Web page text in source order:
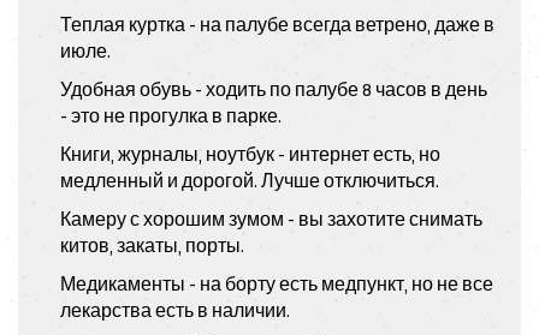
Теплая куртка - на палубе всегда ветрено, даже в
июле.
Удобная обувь - ходить по палубе 8 часов в день
- это не прогулка в парке.
Книги, журналы, ноутбук - интернет есть, но
медленный и дорогой. Лучше отключиться.
Камеру с хорошим зумом - вы захотите снимать
китов, закаты, порты.
Медикаменты - на борту есть медпункт, но не все
лекарства есть в наличии.